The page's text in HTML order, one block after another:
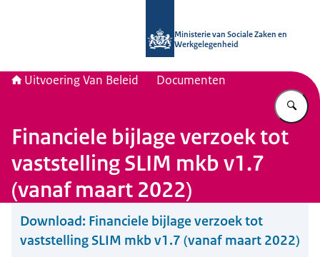
Ministerie van Sociale Zaken en
Werkgelegenheid
Uitvoering Van Beleid Documenten
Financiele bijlage verzoek tot
vaststelling SLIM mkb v1.7
(vanaf maart 2022)
Download: Financiele bijlage verzoek tot
vaststelling SLIM mkb v1.7 (vanaf maart 2022)